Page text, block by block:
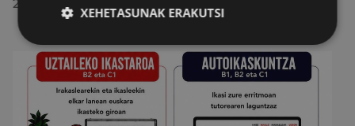
2026/07/10
XEHETASUNAK ERAKUTSI